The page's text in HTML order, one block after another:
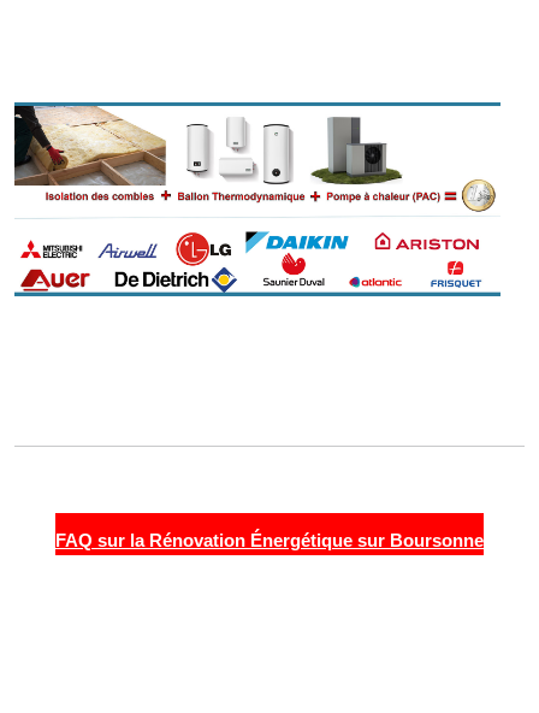
FAQ sur la Rénovation Énergétique sur Boursonne